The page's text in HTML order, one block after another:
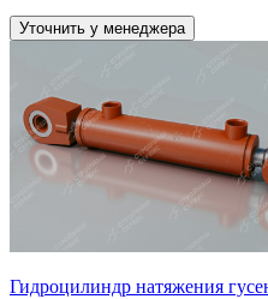
Уточнить у менеджера
Гидроцилиндр натяжения